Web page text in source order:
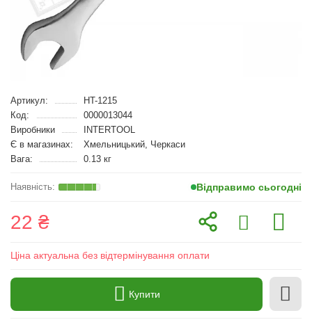
Артикул:
HT-1215
Код:
0000013044
Виробники
INTERTOOL
Є в магазинах:
Хмельницький, Черкаси
Вага:
0.13 кг
Відправимо сьогодні
22 ₴
Ціна актуальна без відтермінування оплати
Купити